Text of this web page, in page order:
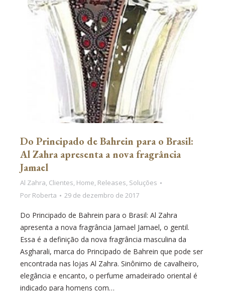
Do Principado de Bahrein para o Brasil:
Al Zahra apresenta a nova fragrância
Jamael
Al Zahra, Clientes, Home, Releases, Soluções
Por Roberta 29 de dezembro de 2017
Do Principado de Bahrein para o Brasil: Al Zahra
apresenta a nova fragrância Jamael Jamael, o gentil.
Essa é a definição da nova fragrância masculina da
Asgharali, marca do Principado de Bahrein que pode ser
encontrada nas lojas Al Zahra. Sinônimo de cavalheiro,
elegância e encanto, o perfume amadeirado oriental é
indicado para homens com…